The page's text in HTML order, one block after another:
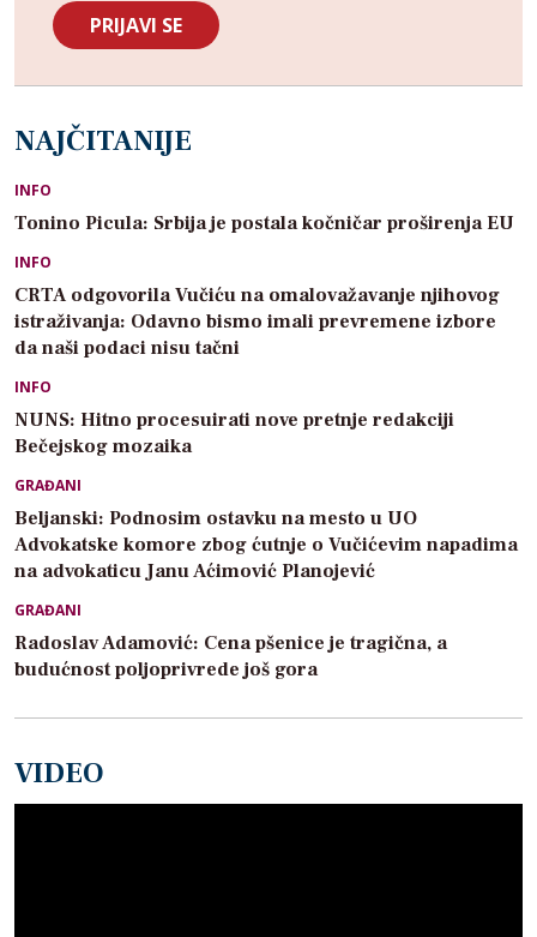
NAJČITANIJE
INFO
Tonino Picula: Srbija je postala kočničar proširenja EU
INFO
CRTA odgovorila Vučiću na omalovažavanje njihovog
istraživanja: Odavno bismo imali prevremene izbore
da naši podaci nisu tačni
INFO
NUNS: Hitno procesuirati nove pretnje redakciji
Bečejskog mozaika
GRAĐANI
Beljanski: Podnosim ostavku na mesto u UO
Advokatske komore zbog ćutnje o Vučićevim napadima
na advokaticu Janu Aćimović Planojević
GRAĐANI
Radoslav Adamović: Cena pšenice je tragična, a
budućnost poljoprivrede još gora
VIDEO